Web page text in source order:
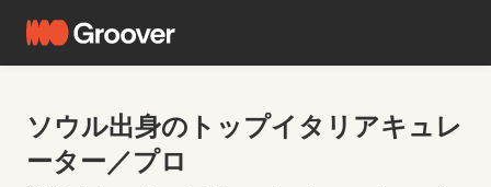
ソウル出身のトップイタリアキュレ
ーター／プロ